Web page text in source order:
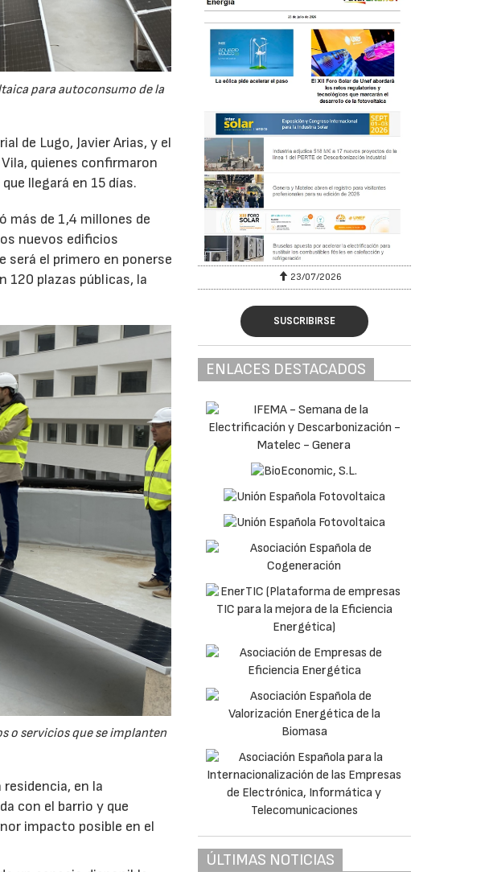
para autoconsumo de la
de Lugo, Javier Arias, y el
quienes confirmaron
llegará en 15 días.
más de 1,4 millones de
nuevos edificios
será el primero en ponerse
120 plazas públicas, la
o servicios que se implanten
en la
con el barrio y que
impacto posible en el
30/07/2026 23/07/2026
SUSCRIBIRSE
ENLACES DESTACADOS
ÚLTIMAS NOTICIAS